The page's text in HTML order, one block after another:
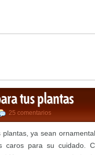
tus plantas
25 comentarios
ya sean
caros para su cuidado.